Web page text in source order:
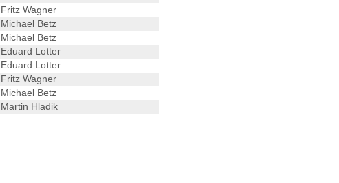
Fritz Wagner
Michael Betz
Michael Betz
Eduard Lotter
Eduard Lotter
Fritz Wagner
Michael Betz
Martin Hladik